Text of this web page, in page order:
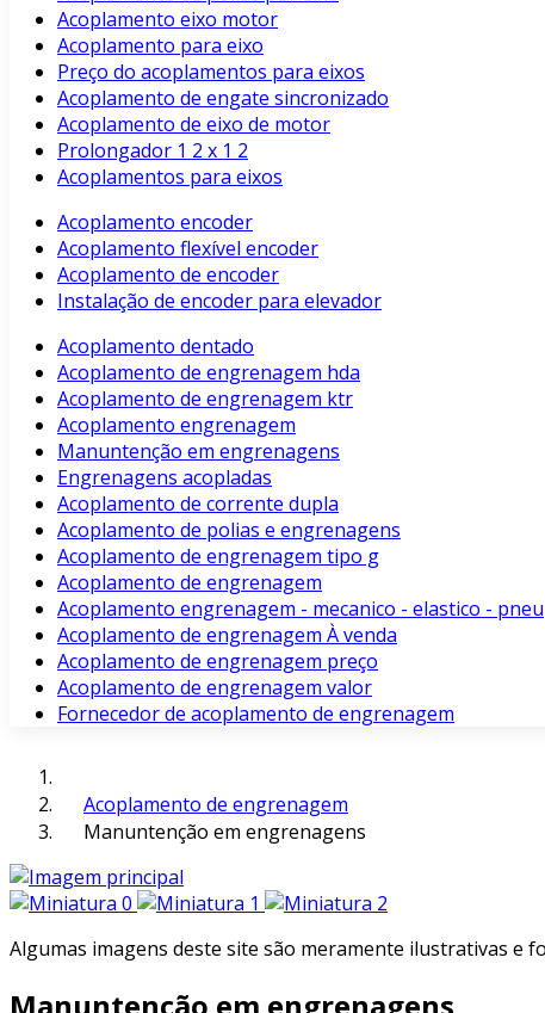
Acoplamento eixo motor
Acoplamento para eixo
Preço do acoplamentos para eixos
Acoplamento de engate sincronizado
Acoplamento de eixo de motor
Prolongador 1 2 x 1 2
Acoplamentos para eixos
Acoplamento encoder
Acoplamento flexível encoder
Acoplamento de encoder
Instalação de encoder para elevador
Acoplamento dentado
Acoplamento de engrenagem hda
Acoplamento de engrenagem ktr
Acoplamento engrenagem
Manuntenção em engrenagens
Engrenagens acopladas
Acoplamento de corrente dupla
Acoplamento de polias e engrenagens
Acoplamento de engrenagem tipo g
Acoplamento de engrenagem
Acoplamento engrenagem - mecanico - elastico - pneu
Acoplamento de engrenagem À venda
Acoplamento de engrenagem preço
Acoplamento de engrenagem valor
Fornecedor de acoplamento de engrenagem
Acoplamento de engrenagem
Manuntenção em engrenagens
Algumas imagens deste site são meramente ilustrativas e